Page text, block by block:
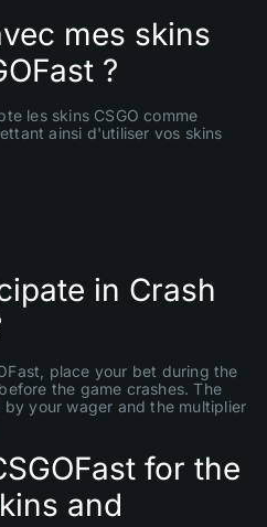
mes skins
?
les skins CSGO comme
ainsi d'utiliser vos skins
in Crash
place your bet during the
the game crashes. The
your wager and the multiplier
for the
and